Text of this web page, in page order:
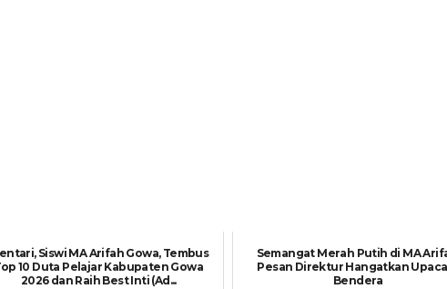
Siswi MA Arifah Gowa, Tembus
10 Duta Pelajar Kabupaten Gowa
2026 dan Raih Best Inti (Ad...
Semangat Merah Putih di MA
Pesan Direktur Hangatkan
Bendera